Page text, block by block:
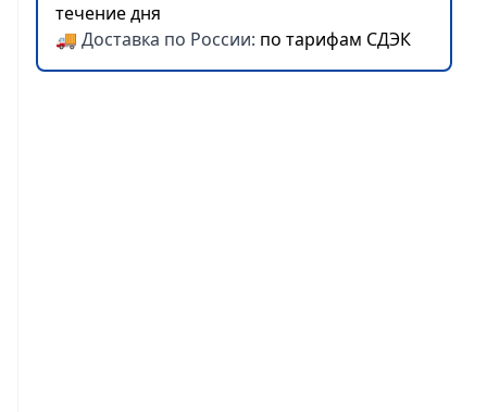
течение дня
🚚 Доставка по России: по тарифам СДЭК